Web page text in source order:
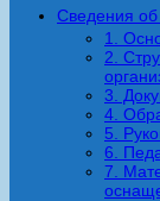
Сведения об
1.
2.
3.
4.
5.
6.
7.